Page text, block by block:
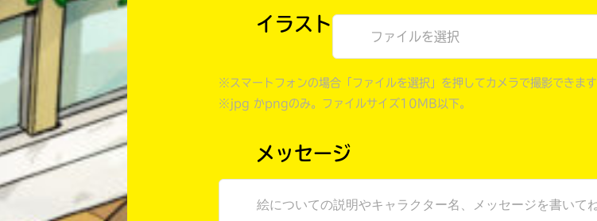
イラスト
ファイルを選択
※スマートフォンの場合「ファイルを選択」を押してカメラで撮影できます
※jpg かpngのみ。ファイルサイズ10MB以下。
メッセージ